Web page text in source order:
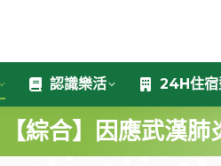
認識樂活 24H住宿
【綜合】因應武漢